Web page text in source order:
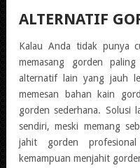
ALTERNATIF
Kalau Anda tidak punya
memasang gorden
alternatif lain yang jauh
memesan bahan kain
gorden sederhana. Solusi
sendiri, meski memang
jahit gorden
kemampuan menjahit